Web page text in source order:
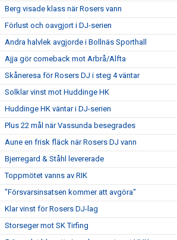
Berg visade klass när Rosers vann
Förlust och oavgjort i DJ-serien
Andra halvlek avgjorde i Bollnäs Sporthall
Ajja gör comeback mot Arbrå/Alfta
Skåneresa för Rosers DJ i steg 4 väntar
Solklar vinst mot Huddinge HK
Huddinge HK väntar i DJ-serien
Plus 22 mål när Vassunda besegrades
Aune en frisk fläck när Rosers DJ vann
Bjerregard & Ståhl levererade
Toppmötet vanns av RIK
"Försvarsinsatsen kommer att avgöra"
Klar vinst för Rosers DJ-lag
Storseger mot SK Tirfing